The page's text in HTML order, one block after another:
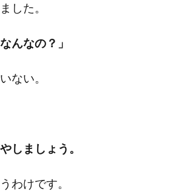
した。
んなの？」
ない。
しましょう。
わけです。